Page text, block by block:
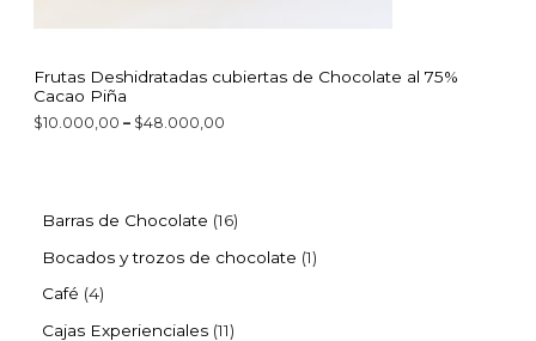
Frutas Deshidratadas cubiertas de Chocolate al 75%
Cacao Piña
$10.000,00 – $48.000,00
t
$
4
8
0
Barras de Chocolate 16
Bocados y trozos de chocolate 1
Café 4
Cajas Experienciales 11